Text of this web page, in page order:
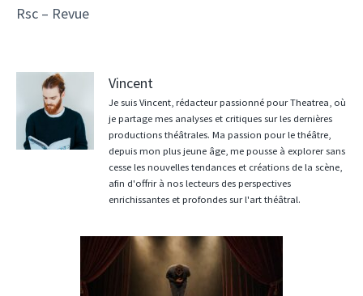
Rsc – Revue
Vincent
Je suis Vincent, rédacteur passionné pour Theatrea, où
je partage mes analyses et critiques sur les dernières
productions théâtrales. Ma passion pour le théâtre,
depuis mon plus jeune âge, me pousse à explorer sans
cesse les nouvelles tendances et créations de la scène,
afin d'offrir à nos lecteurs des perspectives
enrichissantes et profondes sur l'art théâtral.